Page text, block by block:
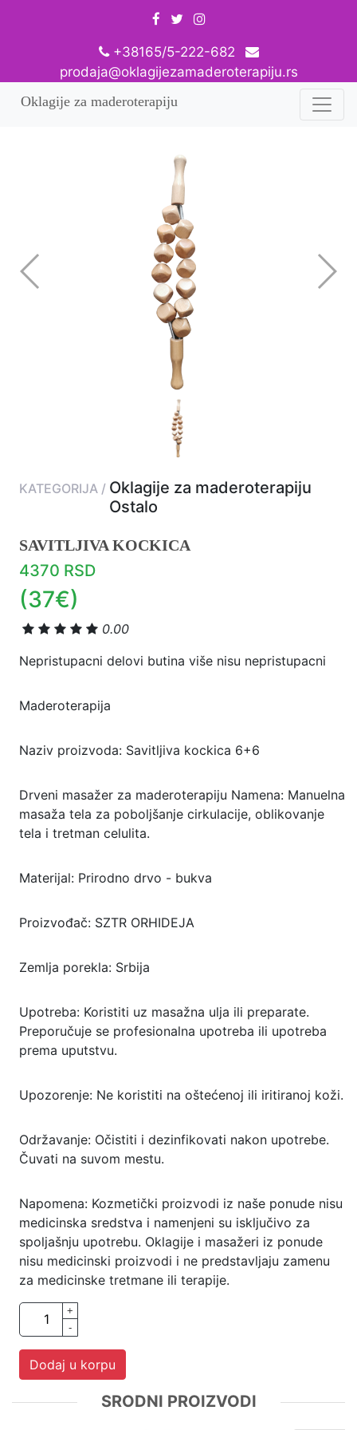
+38165/5-222-682
prodaja@oklagijezamaderoterapiju.rs
Oklagije za maderoterapiju
KATEGORIJA / Oklagije za maderoterapiju
Ostalo
SAVITLJIVA KOCKICA
4370 RSD
(37€)
0.00
Nepristupacni delovi butina više nisu nepristupacni
Maderoterapija
Naziv proizvoda: Savitljiva kockica 6+6
Drveni masažer za maderoterapiju Namena: Manuelna
masaža tela za poboljšanje cirkulacije, oblikovanje
tela i tretman celulita.
Materijal: Prirodno drvo - bukva
Proizvođač: SZTR ORHIDEJA
Zemlja porekla: Srbija
Upotreba: Koristiti uz masažna ulja ili preparate.
Preporučuje se profesionalna upotreba ili upotreba
prema uputstvu.
Upozorenje: Ne koristiti na oštećenoj ili iritiranoj koži.
Održavanje: Očistiti i dezinfikovati nakon upotrebe.
Čuvati na suvom mestu.
Napomena: Kozmetički proizvodi iz naše ponude nisu
medicinska sredstva i namenjeni su isključivo za
spoljašnju upotrebu. Oklagije i masažeri iz ponude
nisu medicinski proizvodi i ne predstavljaju zamenu
za medicinske tretmane ili terapije.
+
-
Dodaj u korpu